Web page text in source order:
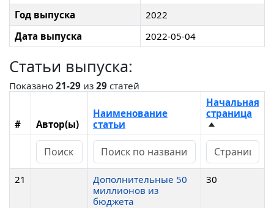
Год выпуска
2022
Дата выпуска
2022-05-04
Статьи выпуска:
Показано 21-29 из 29 статей
# Автор(ы)
Наименование
статьи
Начальная
страница
21
Дополнительные 50
миллионов из
бюджета
30